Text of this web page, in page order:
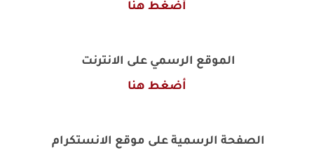
أضغط هنا
الموقع الرسمي على الانترنت
أضغط هنا
الصفحة الرسمية على موقع الانستكرام